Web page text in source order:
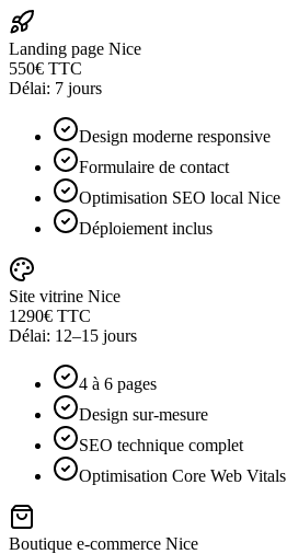
Landing page Nice
550€ TTC
Délai: 7 jours
Design moderne responsive
Formulaire de contact
Optimisation SEO local Nice
Déploiement inclus
Site vitrine Nice
1290€ TTC
Délai: 12–15 jours
4 à 6 pages
Design sur-mesure
SEO technique complet
Optimisation Core Web Vitals
Boutique e-commerce Nice